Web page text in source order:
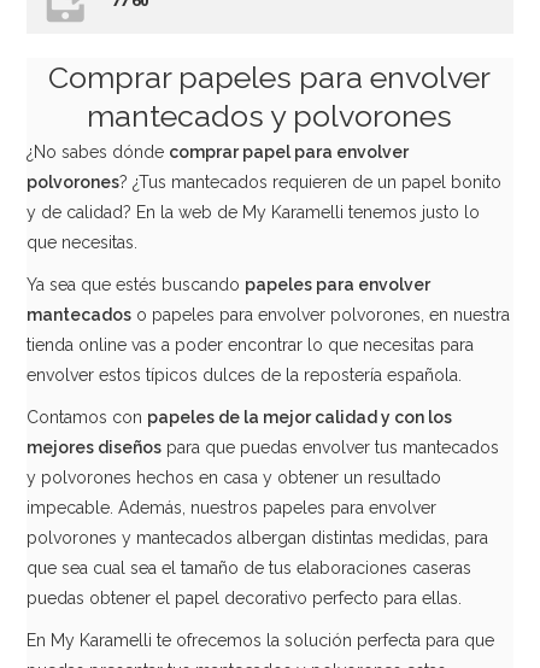
Comprar papeles para envolver
mantecados y polvorones
¿No sabes dónde comprar papel para envolver
polvorones? ¿Tus mantecados requieren de un papel bonito
y de calidad? En la web de My Karamelli tenemos justo lo
que necesitas.
Ya sea que estés buscando papeles para envolver
mantecados o papeles para envolver polvorones, en nuestra
tienda online vas a poder encontrar lo que necesitas para
envolver estos típicos dulces de la repostería española.
Contamos con papeles de la mejor calidad y con los
mejores diseños para que puedas envolver tus mantecados
y polvorones hechos en casa y obtener un resultado
impecable. Además, nuestros papeles para envolver
polvorones y mantecados albergan distintas medidas, para
que sea cual sea el tamaño de tus elaboraciones caseras
puedas obtener el papel decorativo perfecto para ellas.
En My Karamelli te ofrecemos la solución perfecta para que